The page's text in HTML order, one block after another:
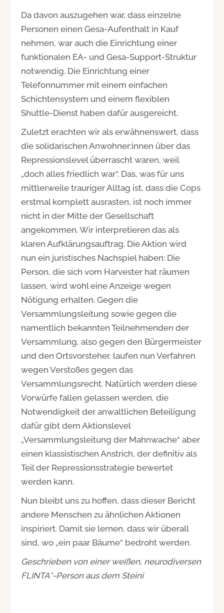
Da davon auszugehen war, dass einzelne
Personen einen Gesa-Aufenthalt in Kauf
nehmen, war auch die Einrichtung einer
funktionalen EA- und Gesa-Support-Struktur
notwendig. Die Einrichtung einer
Telefonnummer mit einem einfachen
Schichtensystem und einem flexiblen
Shuttle-Dienst haben dafür ausgereicht.
Zuletzt erachten wir als erwähnenswert, dass
die solidarischen Anwohner:innen über das
Repressionslevel überrascht waren, weil
„doch alles friedlich war“. Das, was für uns
mittlerweile trauriger Alltag ist, dass die Cops
erstmal komplett ausrasten, ist noch immer
nicht in der Mitte der Gesellschaft
angekommen. Wir interpretieren das als
klaren Aufklärungsauftrag. Die Aktion wird
nun ein juristisches Nachspiel haben: Die
Person, die sich vom Harvester hat räumen
lassen, wird wohl eine Anzeige wegen
Nötigung erhalten. Gegen die
Versammlungsleitung sowie gegen die
namentlich bekannten Teilnehmenden der
Versammlung, also gegen den Bürgermeister
und den Ortsvorsteher, laufen nun Verfahren
wegen Verstoßes gegen das
Versammlungsrecht. Natürlich werden diese
Vorwürfe fallen gelassen werden, die
Notwendigkeit der anwaltlichen Beteiligung
dafür gibt dem Aktionslevel
„Versammlungsleitung der Mahnwache“ aber
einen klassistischen Anstrich, der definitiv als
Teil der Repressionsstrategie bewertet
werden kann.
Nun bleibt uns zu hoffen, dass dieser Bericht
andere Menschen zu ähnlichen Aktionen
inspiriert. Damit sie lernen, dass wir überall
sind, wo „ein paar Bäume“ bedroht werden.
Geschrieben von einer weißen, neurodiversen
FLINTA*-Person aus dem Steini